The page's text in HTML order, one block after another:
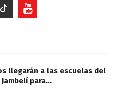
llegarán a las escuelas del
para…